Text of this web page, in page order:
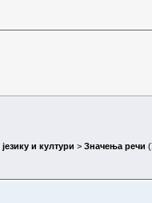
и култури > Значења речи